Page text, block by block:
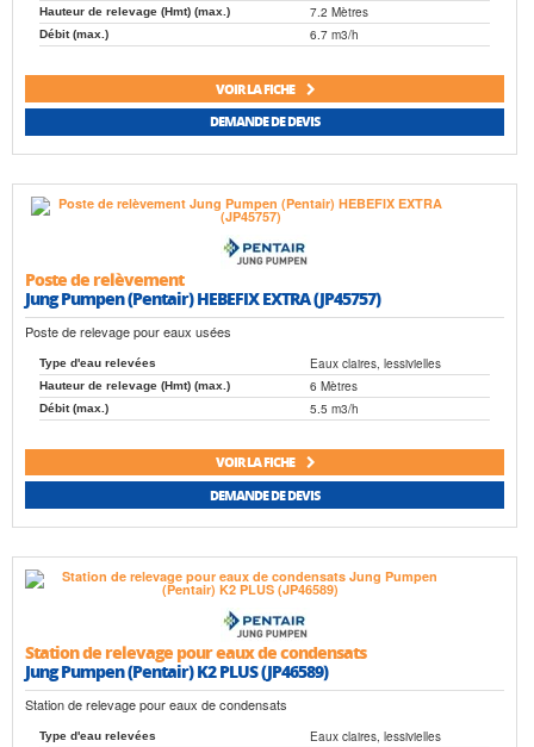
Hauteur de relevage (Hmt) (max.) 7.2 Mètres
Débit (max.) 6.7 m3/h
VOIR LA FICHE
DEMANDE DE DEVIS
Poste de relèvement
Jung Pumpen (Pentair) HEBEFIX EXTRA (JP45757)
Poste de relevage pour eaux usées
Type d'eau relevées Eaux claires, lessivielles
Hauteur de relevage (Hmt) (max.) 6 Mètres
Débit (max.) 5.5 m3/h
VOIR LA FICHE
DEMANDE DE DEVIS
Station de relevage pour eaux de condensats
Jung Pumpen (Pentair) K2 PLUS (JP46589)
Station de relevage pour eaux de condensats
Type d'eau relevées Eaux claires, lessivielles